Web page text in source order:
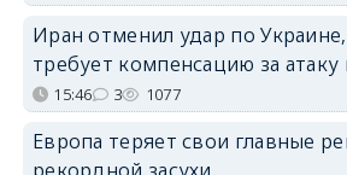
Иран отменил удар по
требует компенсацию за атаку
15:46 3 1077
Европа теряет свои главные
рекордной засухи